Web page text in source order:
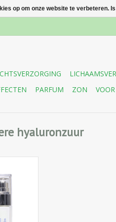
PARFUM ZON
hyaluronzuur
crème
maar
de
die zij
op om onze website te verbeteren.